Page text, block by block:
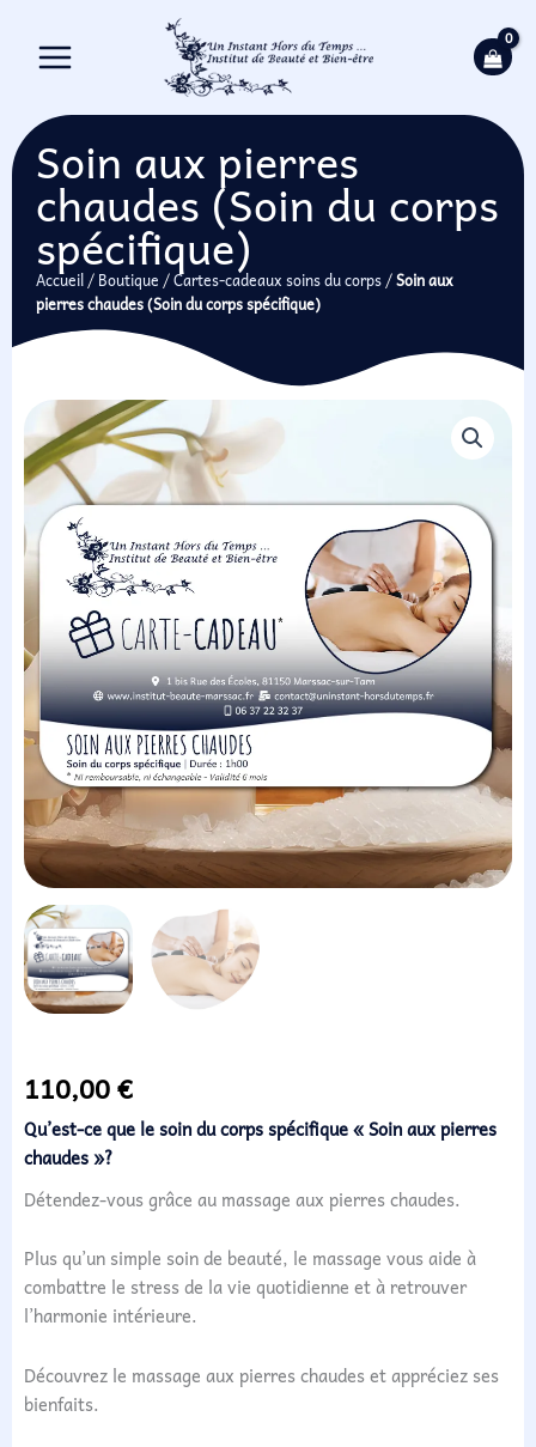
contenu
Soin aux pierres
chaudes (Soin du corps
spécifique)
Accueil / Boutique /Cartes-cadeaux soins du corps /Soin aux
pierres chaudes (Soin du corps spécifique)
110,00€
Qu’est-ce que le soin du corps spécifique « Soin aux pierres
chaudes »?
Détendez-vous grâce au massage aux pierres chaudes.
Plus qu’un simple soin de beauté, le massage vous aide à
combattre le stress de la vie quotidienne et à retrouver
l’harmonie intérieure.
Découvrez le massage aux pierres chaudes et appréciez ses
bienfaits.
Panneau de gestion des cookies